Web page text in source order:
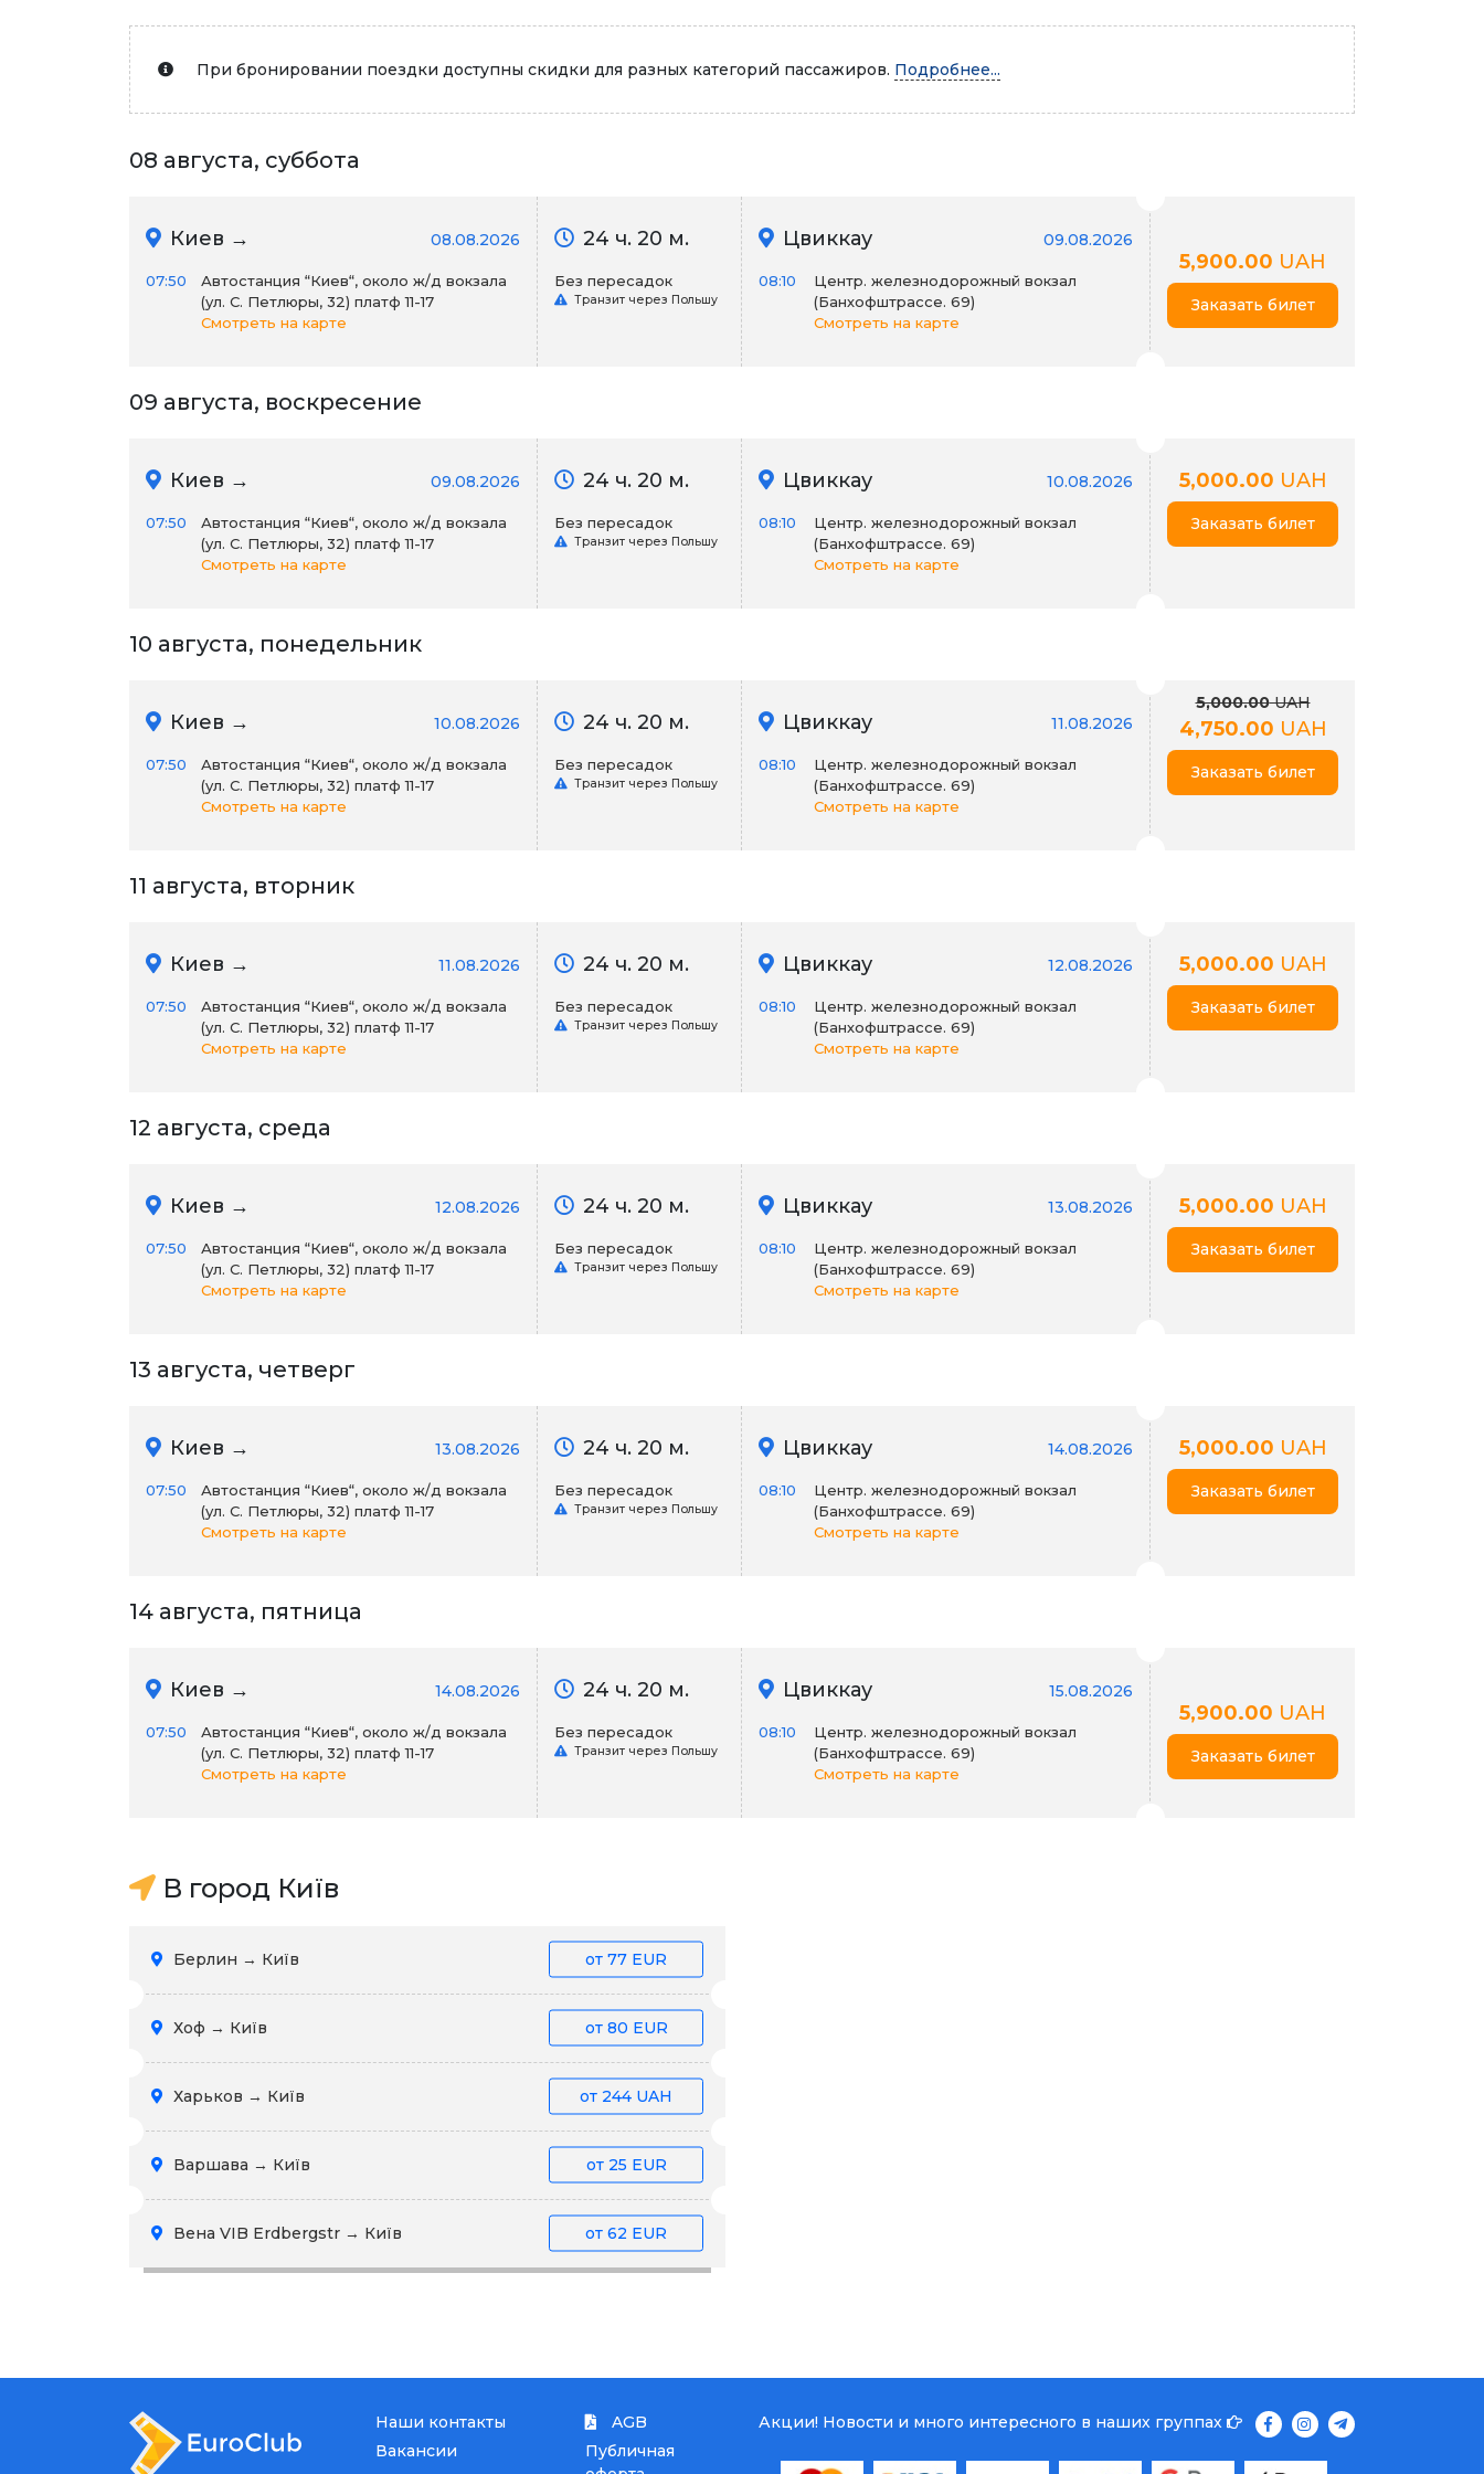
Автопарк
При бронировании поездки доступны скидки для разных категорий пассажиров. Подробнее...
08 августа, суббота
Киев → 08.08.2026
07:50
Автостанция “Киев“, около ж/д вокзала
(ул. С. Петлюры, 32) платф 11-17
Смотреть на карте
24 ч. 20 м.
Без пересадок
Транзит через Польшу
Цвиккау 09.08.2026
08:10
Центр. железнодорожный вокзал
(Банхофштрассе. 69)
Смотреть на карте
5,900.00 UAH
Заказать билет
09 августа, воскресение
Киев → 09.08.2026
07:50
Автостанция “Киев“, около ж/д вокзала
(ул. С. Петлюры, 32) платф 11-17
Смотреть на карте
24 ч. 20 м.
Без пересадок
Транзит через Польшу
Цвиккау 10.08.2026
08:10
Центр. железнодорожный вокзал
(Банхофштрассе. 69)
Смотреть на карте
5,000.00 UAH
Заказать билет
10 августа, понедельник
Киев → 10.08.2026
07:50
Автостанция “Киев“, около ж/д вокзала
(ул. С. Петлюры, 32) платф 11-17
Смотреть на карте
24 ч. 20 м.
Без пересадок
Транзит через Польшу
Цвиккау 11.08.2026
08:10
Центр. железнодорожный вокзал
(Банхофштрассе. 69)
Смотреть на карте
5,000.00UAH
4,750.00 UAH
Заказать билет
11 августа, вторник
Киев → 11.08.2026
07:50
Автостанция “Киев“, около ж/д вокзала
(ул. С. Петлюры, 32) платф 11-17
Смотреть на карте
24 ч. 20 м.
Без пересадок
Транзит через Польшу
Цвиккау 12.08.2026
08:10
Центр. железнодорожный вокзал
(Банхофштрассе. 69)
Смотреть на карте
5,000.00 UAH
Заказать билет
12 августа, среда
Киев → 12.08.2026
07:50
Автостанция “Киев“, около ж/д вокзала
(ул. С. Петлюры, 32) платф 11-17
Смотреть на карте
24 ч. 20 м.
Без пересадок
Транзит через Польшу
Цвиккау 13.08.2026
08:10
Центр. железнодорожный вокзал
(Банхофштрассе. 69)
Смотреть на карте
5,000.00 UAH
Заказать билет
13 августа, четверг
Киев → 13.08.2026
07:50
Автостанция “Киев“, около ж/д вокзала
(ул. С. Петлюры, 32) платф 11-17
Смотреть на карте
24 ч. 20 м.
Без пересадок
Транзит через Польшу
Цвиккау 14.08.2026
08:10
Центр. железнодорожный вокзал
(Банхофштрассе. 69)
Смотреть на карте
5,000.00 UAH
Заказать билет
14 августа, пятница
Киев → 14.08.2026
07:50
Автостанция “Киев“, около ж/д вокзала
(ул. С. Петлюры, 32) платф 11-17
Смотреть на карте
24 ч. 20 м.
Без пересадок
Транзит через Польшу
Цвиккау 15.08.2026
08:10
Центр. железнодорожный вокзал
(Банхофштрассе. 69)
Смотреть на карте
5,900.00 UAH
Заказать билет
В город Київ
Берлин → Київ от 77 EUR
Хоф → Київ от 80 EUR
Харьков → Київ от 244 UAH
Варшава → Київ от 25 EUR
Вена VIB Erdbergstr → Київ от 62 EUR
Наши контакты
Вакансии
AGB
Публичная
Акции! Новости и много интересного в наших группах